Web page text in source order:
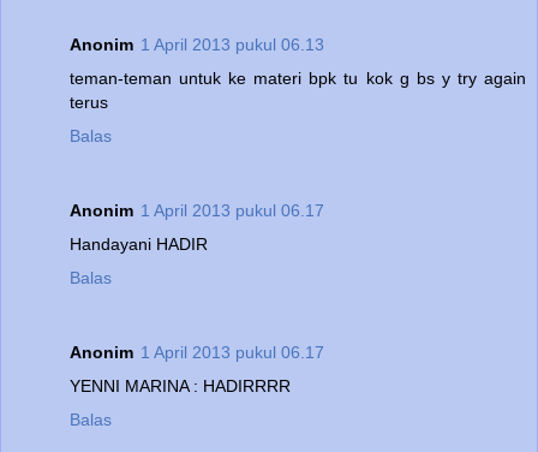
Anonim 1 April 2013 pukul 06.13
teman-teman untuk ke materi bpk tu kok g bs y try again
terus
Balas
Anonim 1 April 2013 pukul 06.17
Handayani HADIR
Balas
Anonim 1 April 2013 pukul 06.17
YENNI MARINA : HADIRRRR
Balas